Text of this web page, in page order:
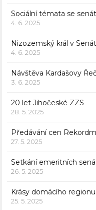
Sociální témata se
4. 6. 2025
Nizozemský král v
4. 6. 2025
Návštěva Kardašovy
3. 6. 2025
20 let Jihočeské ZZS
28. 5. 2025
Předávání cen
27. 5. 2025
Setkání emeritních
26. 5. 2025
Krásy domácího regionu
25. 5. 2025